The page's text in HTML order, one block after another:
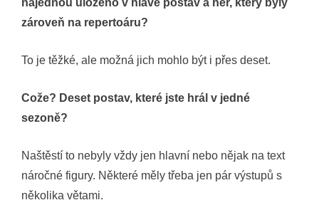
najednou uloženo v hlavě postav a her, který byly
zároveň na repertoáru?
To je těžké, ale možná jich mohlo být i přes deset.
Cože? Deset postav, které jste hrál v jedné
sezoně?
Naštěstí to nebyly vždy jen hlavní nebo nějak na text
náročné figury. Některé měly třeba jen pár výstupů s
několika větami.